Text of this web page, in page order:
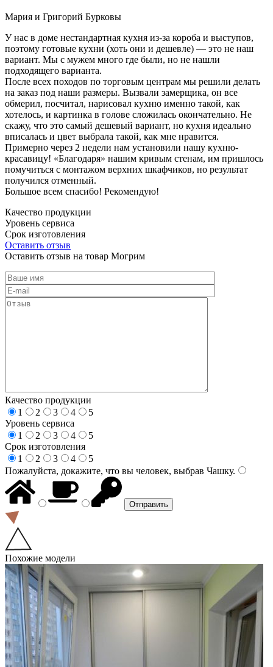
Мария и Григорий Бурковы
У нас в доме нестандартная кухня из-за короба и выступов,
поэтому готовые кухни (хоть они и дешевле) — это не наш
вариант. Мы с мужем много где были, но не нашли
подходящего варианта.
После всех походов по торговым центрам мы решили делать
на заказ под наши размеры. Вызвали замерщика, он все
обмерил, посчитал, нарисовал кухню именно такой, как
хотелось, и картинка в голове сложилась окончательно. Не
скажу, что это самый дешевый вариант, но кухня идеально
вписалась и цвет выбрала такой, как мне нравится.
Примерно через 2 недели нам установили нашу кухню-
красавицу! «Благодаря» нашим кривым стенам, им пришлось
помучиться с монтажом верхних шкафчиков, но результат
получился отменный.
Большое всем спасибо! Рекомендую!
Качество продукции
Уровень сервиса
Срок изготовления
Оставить отзыв
Оставить отзыв на товар Могрим
Качество продукции
1
2 3 4
5
Уровень сервиса
1
2 3 4
5
Срок изготовления
1
2 3 4
5
Пожалуйста, докажите, что вы человек, выбрав Чашку.
Похожие модели